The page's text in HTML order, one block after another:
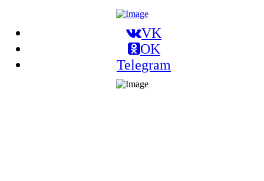
VK
OK
Telegram